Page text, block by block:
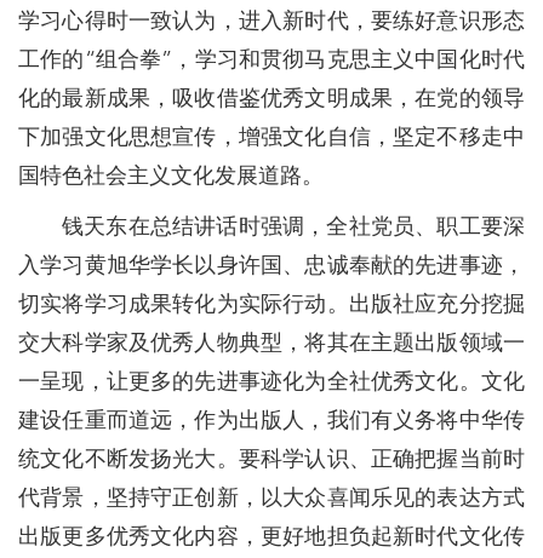
学习心得时一致认为，进入新时代，要练好意识形态
工作的“组合拳”，学习和贯彻马克思主义中国化时代
化的最新成果，吸收借鉴优秀文明成果，在党的领导
下加强文化思想宣传，增强文化自信，坚定不移走中
国特色社会主义文化发展道路。
钱天东在总结讲话时强调，全社党员、职工要深
入学习黄旭华学长以身许国、忠诚奉献的先进事迹，
切实将学习成果转化为实际行动。出版社应充分挖掘
交大科学家及优秀人物典型，将其在主题出版领域一
一呈现，让更多的先进事迹化为全社优秀文化。文化
建设任重而道远，作为出版人，我们有义务将中华传
统文化不断发扬光大。要科学认识、正确把握当前时
代背景，坚持守正创新，以大众喜闻乐见的表达方式
出版更多优秀文化内容，更好地担负起新时代文化传